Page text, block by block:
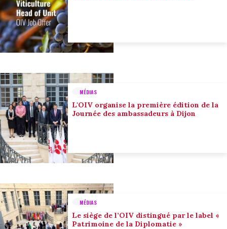
MÉDIAS
L'OIV organise la première édition de la
Journée des ambassadeurs à Dijon
MÉDIAS
Le siège de l’OIV distingué par le label «
Patrimoine de la Diplomatie »